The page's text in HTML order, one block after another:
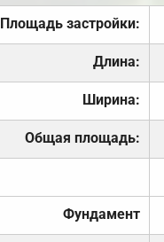
Площадь застройки:
Длина:
Ширина:
Общая площадь:
Фундамент